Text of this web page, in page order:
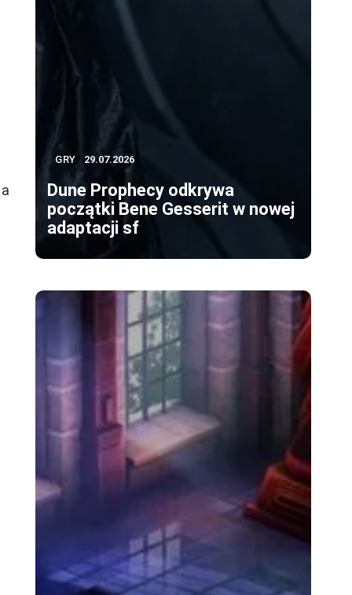
GRY 29.07.2026
Dune Prophecy odkrywa
początki Bene Gesserit w nowej
adaptacji sf